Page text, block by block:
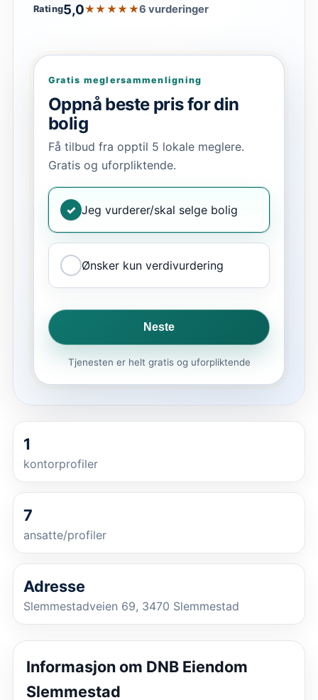
Rating5,0★★★★★6 vurderinger
Gratis meglersammenligning
Oppnå beste pris for din
bolig
Få tilbud fra opptil 5 lokale meglere.
Gratis og uforpliktende.
✓ Jeg vurderer/skal selge bolig
Ønsker kun verdivurdering
Neste
Tjenesten er helt gratis og uforpliktende
1
kontorprofiler
7
ansatte/profiler
Adresse
Slemmestadveien 69, 3470 Slemmestad
Informasjon om DNB Eiendom
Slemmestad